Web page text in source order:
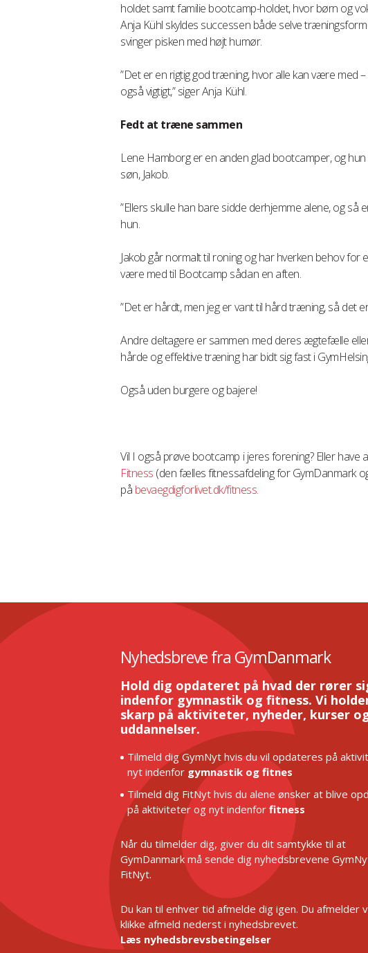
holdet samt familie bootcamp-holdet, hvor børn og
Anja Kühl skyldes successen både selve
svinger pisken med højt humør.
”Det er en rigtig god træning, hvor alle kan være med
også vigtigt,” siger Anja Kühl.
Fedt at træne sammen
Lene Hamborg er en anden glad bootcamper, og
søn, Jakob.
”Ellers skulle han bare sidde derhjemme alene, og så
hun.
Jakob går normalt til roning og har hverken behov
være med til Bootcamp sådan en aften.
”Det er hårdt, men jeg er vant til hård træning, så det
Andre deltagere er sammen med deres ægtefælle
hårde og effektive træning har bidt sig fast i
Også uden burgere og bajere!
Vil I også prøve bootcamp i jeres forening? Eller have
Fitness (den fælles fitnessafdeling for GymDanmark
på bevaegdigforlivet.dk/fitness.
Nyhedsbreve fra GymDanmark
Hold dig opdateret på hvad der rører
indenfor gymnastik og fitness. Vi
skarp på aktiviteter, nyheder, kurser
uddannelser.
Tilmeld dig GymNyt hvis du vil opdateres på
nyt indenfor gymnastik og fitnes
Tilmeld dig FitNyt hvis du alene ønsker at blive
på aktiviteter og nyt indenfor fitness
Når du tilmelder dig, giver du dit samtykke til at
GymDanmark må sende dig nyhedsbrevene
FitNyt.
Du kan til enhver tid afmelde dig igen. Du afmelder
klikke afmeld nederst i nyhedsbrevet.
Læs nyhedsbrevsbetingelser